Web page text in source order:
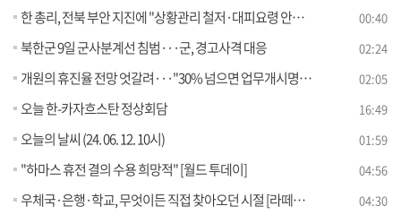
한 총리, 전북 부안 지진에 "상황관리 철저·대피요령 안내" 지시 00:40
북한군 9일 군사분계선 침범···군, 경고사격 대응 02:24
개원의 휴진율 전망 엇갈려···"30% 넘으면 업무개시명령" 02:05
오늘 한-카자흐스탄 정상회담 16:49
오늘의 날씨 (24. 06. 12. 10시) 01:59
"하마스 휴전 결의 수용 희망적" [월드 투데이] 04:56
우체국·은행·학교, 무엇이든 직접 찾아오던 시절 [라떼는 뉴우스] 04:30